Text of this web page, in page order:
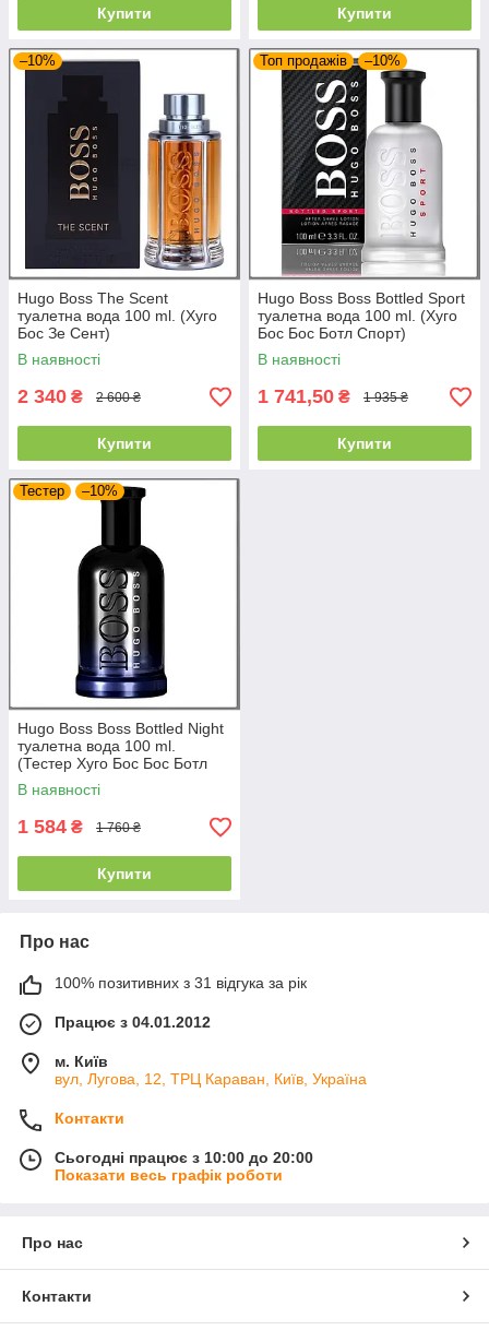
Купити Купити
–10%
Hugo Boss The Scent
туалетна вода 100 ml. (Хуго
Бос Зе Сент)
В наявності
2 340 ₴ 2 600 ₴
Купити
Топ продажів –10%
Hugo Boss Boss Bottled Sport
туалетна вода 100 ml. (Хуго
Бос Бос Ботл Спорт)
В наявності
1 741,50 ₴ 1 935 ₴
Купити
Тестер –10%
Hugo Boss Boss Bottled Night
туалетна вода 100 ml.
(Тестер Хуго Бос Бос Ботл
Найт)
В наявності
1 584 ₴ 1 760 ₴
Купити
Про нас
100% позитивних з 31 відгука за рік
Працює з 04.01.2012
м. Київ
вул, Лугова, 12, ТРЦ Караван, Київ, Україна
Контакти
Сьогодні працює з 10:00 до 20:00
Показати весь графік роботи
Про нас
Контакти